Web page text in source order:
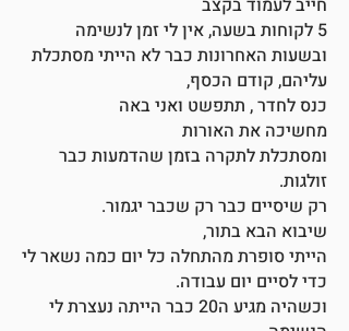
חייב לעמוד בקצב
5 לקוחות בשעה, אין לי זמן לנשימה
ובשעות האחרונות כבר לא הייתי מסתכלת
עליהם, קודם הכסף,
כנס לחדר , תתפשט ואני באה
מחשיכה את האורות
ומסתכלת לתקרה בזמן שהדמעות כבר
זולגות.
רק שיסיים כבר רק שכבר יגמור.
שיבוא הבא בתור,
הייתי סופרת מהתחלה כל יום כמה נשאר לי
כדי לסיים יום עבודה.
וכשהיה מגיע ה20 כבר הייתה נעצרת לי